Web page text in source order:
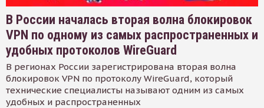
В России началась вторая волна блокировок
VPN по одному из самых распространенных и
удобных протоколов WireGuard
В регионах России зарегистрирована вторая волна
блокировок VPN по протоколу WireGuard, который
технические специалисты называют одним из самых
удобных и распространенных